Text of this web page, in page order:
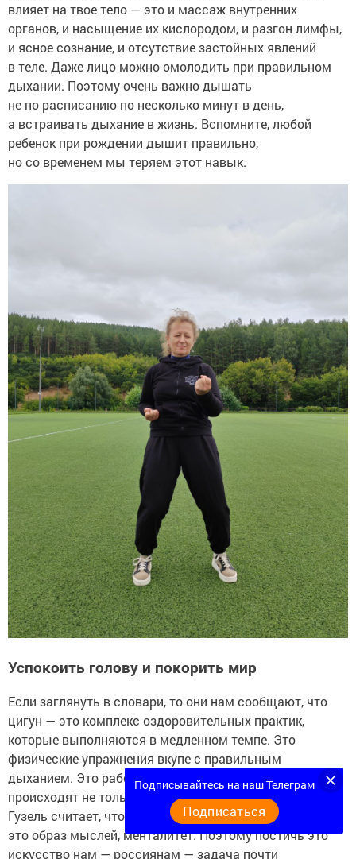
влияет на твое тело — это и массаж внутренних
органов, и насыщение их кислородом, и разгон лимфы,
и ясное сознание, и отсутствие застойных явлений
в теле. Даже лицо можно омолодить при правильном
дыхании. Поэтому очень важно дышать
не по расписанию по несколько минут в день,
а встраивать дыхание в жизнь. Вспомните, любой
ребенок при рождении дышит правильно,
но со временем мы теряем этот навык.
Успокоить голову и покорить мир
Если заглянуть в словари, то они нам сообщают, что
цигун — это комплекс оздоровительных практик,
которые выполняются в медленном темпе. Это
физические упражнения вкупе с правильным
дыханием. Это работа с энергиями, после чего
происходят не только оздоровление тела, но и ума.
Гузель считает, что: «Цигун — больше, чем упражнения,
это образ мыслей, менталитет. Поэтому постичь это
искусство нам — россиянам — задача почти
Подписывайтесь на наш Телеграм
Подписаться